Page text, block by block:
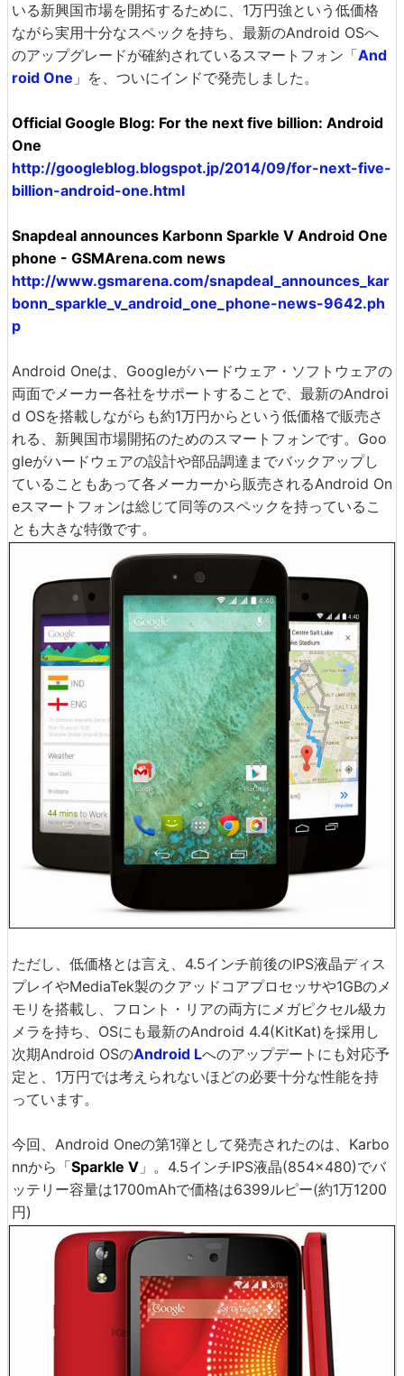
いる新興国市場を開拓するために、1万円強という低価格
ながら実用十分なスペックを持ち、最新のAndroid OSへ
のアップグレードが確約されているスマートフォン「And
roid One 」を、ついにインドで発売しました。
Official Google Blog: For the next five billion: Android
One
http://googleblog.blogspot.jp/2014/09/for-next-five-
billion-android-one.html
Snapdeal announces Karbonn Sparkle V Android One
phone - GSMArena.com news
http://www.gsmarena.com/snapdeal_announces_kar
bonn_sparkle_v_android_one_phone-news-9642.ph
p
Android Oneは、Googleがハードウェア・ソフトウェアの
両面でメーカー各社をサポートすることで、最新のAndroi
d OSを搭載しながらも約1万円からという低価格で販売さ
れる、新興国市場開拓のためのスマートフォンです。Goo
gleがハードウェアの設計や部品調達までバックアップし
ていることもあって各メーカーから販売されるAndroid On
eスマートフォンは総じて同等のスペックを持っているこ
とも大きな特徴です。
ただし、低価格とは言え、4.5インチ前後のIPS液晶ディス
プレイやMediaTek製のクアッドコアプロセッサや1GBのメ
モリを搭載し、フロント・リアの両方にメガピクセル級カ
メラを持ち、OSにも最新のAndroid 4.4(KitKat)を採用し
次期Android OSのAndroid Lへのアップデートにも対応予
定と、1万円では考えられないほどの必要十分な性能を持
っています。
今回、Android Oneの第1弾として発売されたのは、Karbo
nnから「Sparkle V 」。4.5インチIPS液晶(854×480)でバ
ッテリー容量は1700mAhで価格は6399ルピー(約1万1200
円)